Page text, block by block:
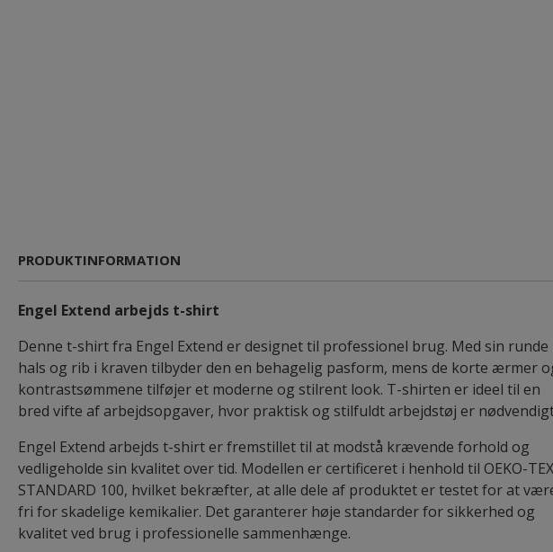
PRODUKTINFORMATION
Engel Extend arbejds t-shirt
Denne t-shirt fra Engel Extend er designet til professionel brug. Med sin runde
hals og rib i kraven tilbyder den en behagelig pasform, mens de korte ærmer
kontrastsømmene tilføjer et moderne og stilrent look. T-shirten er ideel til en
bred vifte af arbejdsopgaver, hvor praktisk og stilfuldt arbejdstøj er
Engel Extend arbejds t-shirt er fremstillet til at modstå krævende forhold og
vedligeholde sin kvalitet over tid. Modellen er certificeret i henhold til OEKO-
STANDARD 100, hvilket bekræfter, at alle dele af produktet er testet for at
fri for skadelige kemikalier. Det garanterer høje standarder for sikkerhed og
kvalitet ved brug i professionelle sammenhænge.